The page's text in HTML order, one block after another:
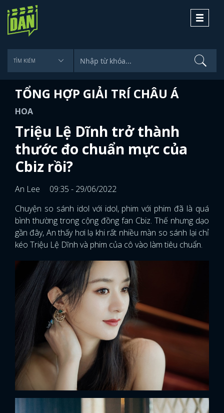
Toggle
TỔNG HỢP GIẢI TRÍ CHÂU Á
HOA
Triệu Lệ Dĩnh trở thành
thước đo chuẩn mực của
Cbiz rồi?
An Lee
09:35 - 29/06/2022
Chuyện so sánh idol với idol, phim với phim đã là quá
bình thường trong cộng đồng fan Cbiz. Thế nhưng dạo
gần đây, An thấy hơi lạ khi rất nhiều màn so sánh lại chỉ
kéo Triệu Lệ Dĩnh và phim của cô vào làm tiêu chuẩn.